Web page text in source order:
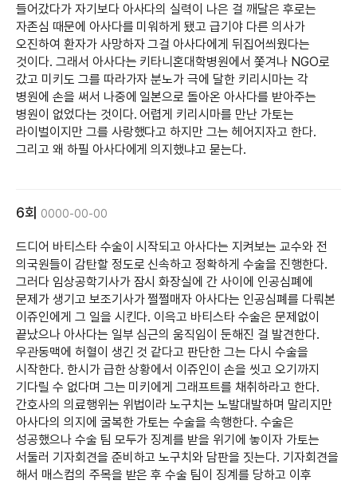
들어갔다가 자기보다 아사다의 실력이 나은 걸 깨달은 후로는
자존심 때문에 아사다를 미워하게 됐고 급기야 다른 의사가
오진하여 환자가 사망하자 그걸 아사다에게 뒤집어씌웠다는
것이다. 그래서 아사다는 키타니혼대학병원에서 쫓겨나 NGO로
갔고 미키도 그를 따라가자 분노가 극에 달한 키리시마는 각
병원에 손을 써서 나중에 일본으로 돌아온 아사다를 받아주는
병원이 없었다는 것이다. 어렵게 키리시마를 만난 가토는
라이벌이지만 그를 사랑했다고 하지만 그는 헤어지자고 한다.
그리고 왜 하필 아사다에게 의지했냐고 묻는다.
6회 0000-00-00
드디어 바티스타 수술이 시작되고 아사다는 지켜보는 교수와 전
의국원들이 감탄할 정도로 신속하고 정확하게 수술을 진행한다.
그러다 임상공학기사가 잠시 화장실에 간 사이에 인공심폐에
문제가 생기고 보조기사가 쩔쩔매자 아사다는 인공심폐를 다뤄본
이쥬인에게 그 일을 시킨다. 이윽고 바티스타 수술은 문제없이
끝났으나 아사다는 일부 심근의 움직임이 둔해진 걸 발견한다.
우관동맥에 허혈이 생긴 것 같다고 판단한 그는 다시 수술을
시작한다. 한시가 급한 상황에서 이쥬인이 손을 씻고 오기까지
기다릴 수 없다며 그는 미키에게 그래프트를 채취하라고 한다.
간호사의 의료행위는 위법이라 노구치는 노발대발하며 말리지만
아사다의 의지에 굴복한 가토는 수술을 속행한다. 수술은
성공했으나 수술 팀 모두가 징계를 받을 위기에 놓이자 가토는
서둘러 기자회견을 준비하고 노구치와 담판을 짓는다. 기자회견을
해서 매스컴의 주목을 받은 후 수술 팀이 징계를 당하고 이후